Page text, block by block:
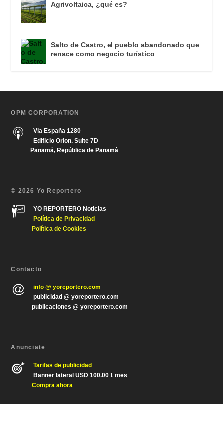
Agrivoltaica, ¿qué es?
Salto de Castro, el pueblo abandonado que
renace como negocio turístico
OPM CORPORATION
Via España 1280
Edificio Orion, Suite 7D
Panamá, República de Panamá
© 2026 Yo Reportero
YO REPORTERO Noticias
Política de Privacidad
Política de Cookies
Contacto
info @ yoreportero.com
publicidad @ yoreportero.com
publicaciones @ yoreportero.com
Anunciate
Tarifas de publicidad
Banner lateral USD 100.00 1 mes
Compra ahora